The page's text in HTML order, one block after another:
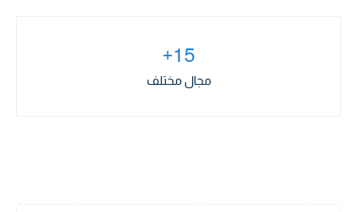
1
+
مجال مختلف